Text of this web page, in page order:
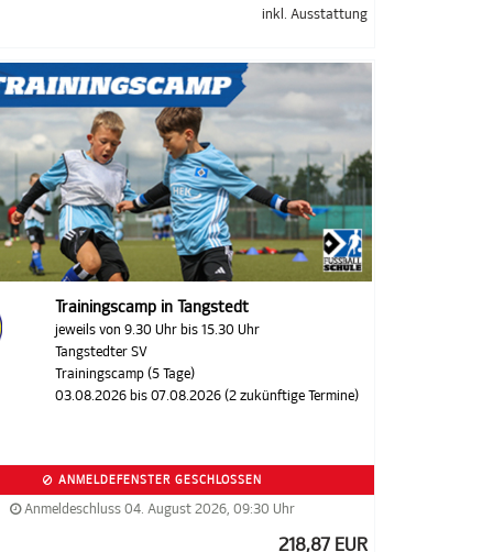
inkl. Ausstattung
Trainingscamp in Tangstedt
jeweils von 9.30 Uhr bis 15.30 Uhr
Tangstedter SV
Trainingscamp (5 Tage)
03.08.2026 bis 07.08.2026 (2 zukünftige Termine)
ANMELDEFENSTER GESCHLOSSEN
Anmeldeschluss 04. August 2026, 09:30 Uhr
218,87 EUR